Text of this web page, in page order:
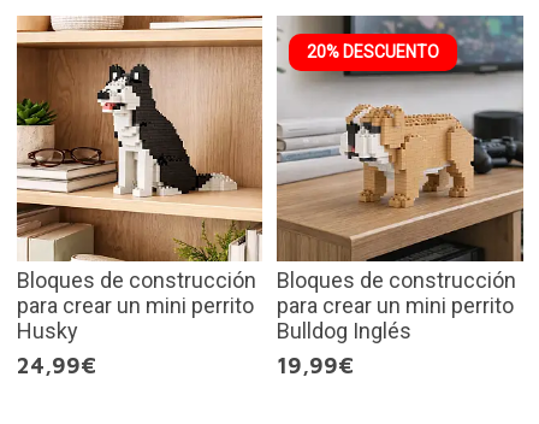
Bloques de construcción
para crear un mini perrito
Husky
24,99€
20% DESCUENTO
Bloques de construcción
para crear un mini perrito
Bulldog Inglés
19,99€